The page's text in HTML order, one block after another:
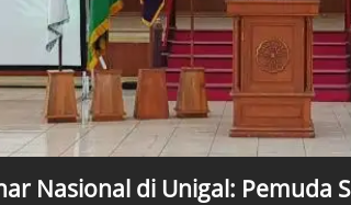
Nasional di Unigal: Pemuda